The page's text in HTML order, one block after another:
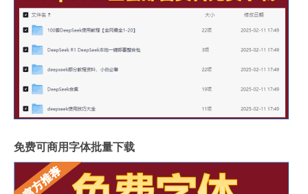
免费可商用字体批量下载